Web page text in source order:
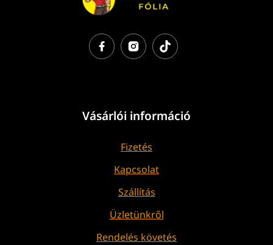
Vásárlói információ
Fizetés
Kapcsolat
Szállítás
Üzletünkről
Rendelés követés